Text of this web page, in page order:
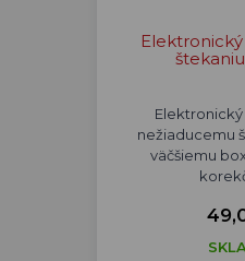
nežiaducemu
väčšiemu